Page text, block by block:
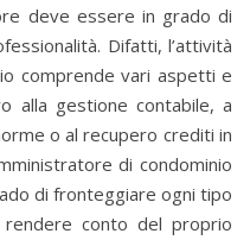
deve essere in grado di
Difatti, l’attività
comprende vari aspetti e
alla gestione contabile, a
o al recupero crediti in
di condominio
di fronteggiare ogni tipo
conto del proprio